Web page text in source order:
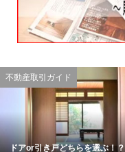
不動産取引ガイド
ドアor引き戸どちらを選ぶ！？